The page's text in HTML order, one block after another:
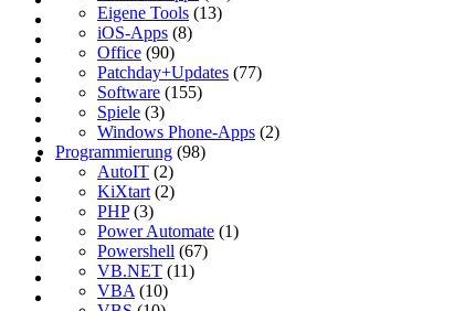
Eigene Tools (13)
iOS-Apps (8)
Office (90)
Patchday+Updates (77)
Software (155)
Spiele (3)
Windows Phone-Apps (2)
Programmierung (98)
AutoIT (2)
KiXtart (2)
PHP(3)
Power Automate (1)
Powershell (67)
VB.NET (11)
VBA (10)